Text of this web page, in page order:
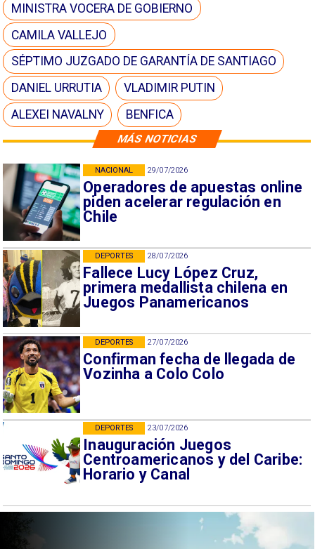
MÁS NOTICIAS
29/07/2026
Operadores de apuestas online
piden acelerar regulación en
Chile
NACIONAL
28/07/2026
Fallece Lucy López Cruz,
primera medallista chilena en
Juegos Panamericanos
DEPORTES
27/07/2026
Confirman fecha de llegada de
Vozinha a Colo Colo
DEPORTES
23/07/2026
Inauguración Juegos
Centroamericanos y del Caribe:
Horario y Canal
DEPORTES
MINISTRA VOCERA DE GOBIERNO
CAMILA VALLEJO
SÉPTIMO JUZGADO DE GARANTÍA DE SANTIAGO
DANIEL URRUTIA
VLADIMIR PUTIN
ALEXEI NAVALNY
BENFICA